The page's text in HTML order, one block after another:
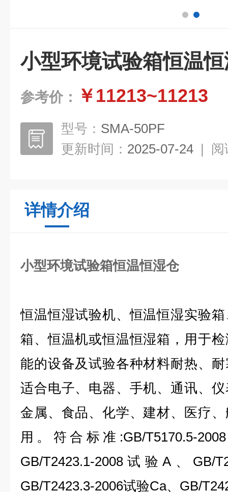
小型环境试验箱恒温
参考价： ￥11213~11213
型号： SMA-50PF
更新时间： 2025-07-24 | 阅
详情介绍
小型环境试验箱恒温恒湿仓
恒温恒湿试验机、恒温恒湿实验
箱、恒温机或恒温恒湿箱，用于
能的设备及试验各种材料耐热、
适合电子、电器、手机、通讯、
金属、食品、化学、建材、医疗
用。符合标准:GB/T5170.5-
GB/T2423.1-2008试验A、GB/
GB/T2423.3-2006试验Ca、GB/